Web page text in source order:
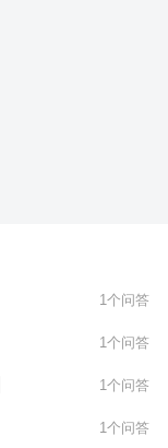
1个问答
1个问答
1个问答
1个问答